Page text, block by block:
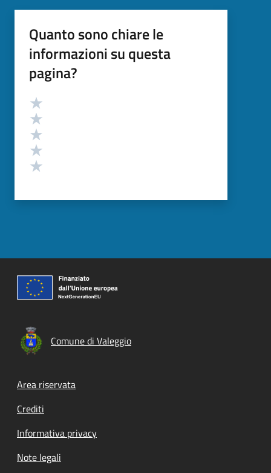
Quanto sono chiare le
informazioni su questa
pagina?
Valutazione
Comune di Valeggio
Footer menu
Area riservata
Crediti
Informativa privacy
Note legali